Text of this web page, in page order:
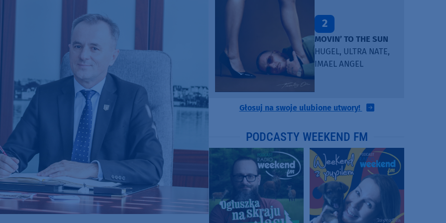
2
MOVIN’ TO THE SUN
HUGEL, ULTRA NATE,
IMAEL ANGEL
Głosuj na swoje ulubione utwory!
PODCASTY WEEKEND FM